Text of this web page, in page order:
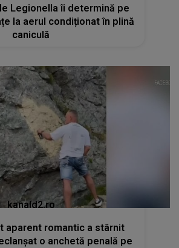
Legionella îi determină pe
la aerul condiționat în plină
caniculă
kanald2.ro
aparent romantic a stârnit
o anchetă penală pe